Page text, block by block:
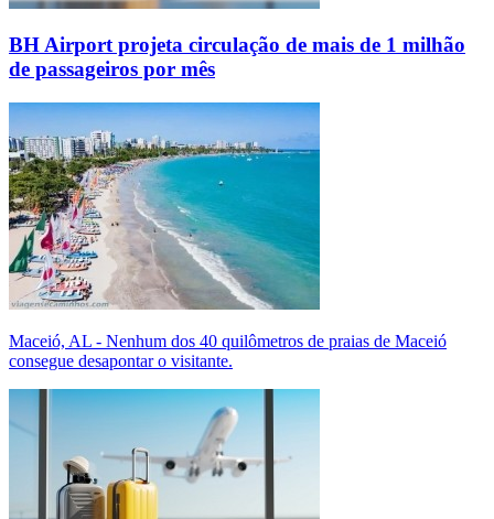
BH Airport projeta circulação de mais de 1 milhão
de passageiros por mês
Maceió, AL - Nenhum dos 40 quilômetros de praias de Maceió
consegue desapontar o visitante.